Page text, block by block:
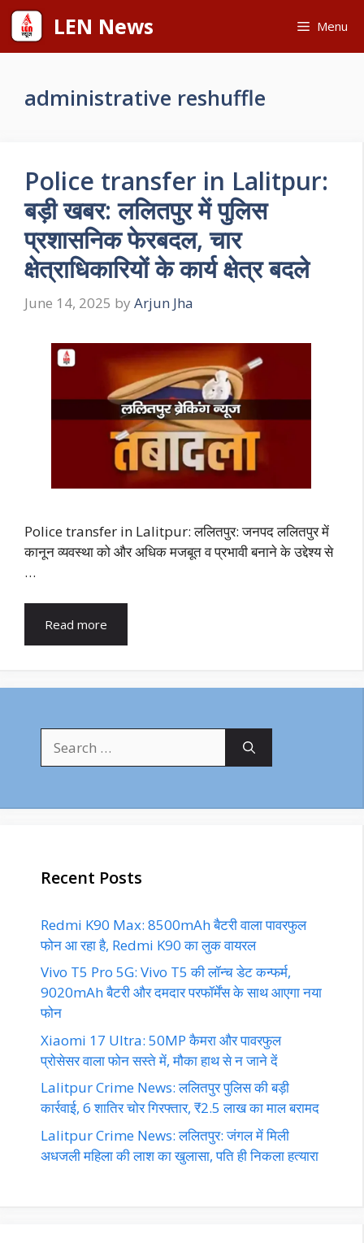
Skip
content
LEN News Menu
administrative reshuffle
Police transfer in Lalitpur:
बड़ी खबर: ललितपुर में पुलिस
प्रशासनिक फेरबदल, चार
क्षेत्राधिकारियों के कार्य क्षेत्र बदले
June 14, 2025 by Arjun Jha
Police transfer in Lalitpur: ललितपुर: जनपद ललितपुर में
कानून व्यवस्था को और अधिक मजबूत व प्रभावी बनाने के उद्देश्य से
…
Read more
for:
Recent Posts
Redmi K90 Max: 8500mAh बैटरी वाला पावरफुल
फोन आ रहा है, Redmi K90 का लुक वायरल
Vivo T5 Pro 5G: Vivo T5 की लॉन्च डेट कन्फर्म,
9020mAh बैटरी और दमदार परफॉर्मेंस के साथ आएगा नया
फोन
Xiaomi 17 Ultra: 50MP कैमरा और पावरफुल
प्रोसेसर वाला फोन सस्ते में, मौका हाथ से न जाने दें
Lalitpur Crime News: ललितपुर पुलिस की बड़ी
कार्रवाई, 6 शातिर चोर गिरफ्तार, ₹2.5 लाख का माल बरामद
Lalitpur Crime News: ललितपुर: जंगल में मिली
अधजली महिला की लाश का खुलासा, पति ही निकला हत्यारा